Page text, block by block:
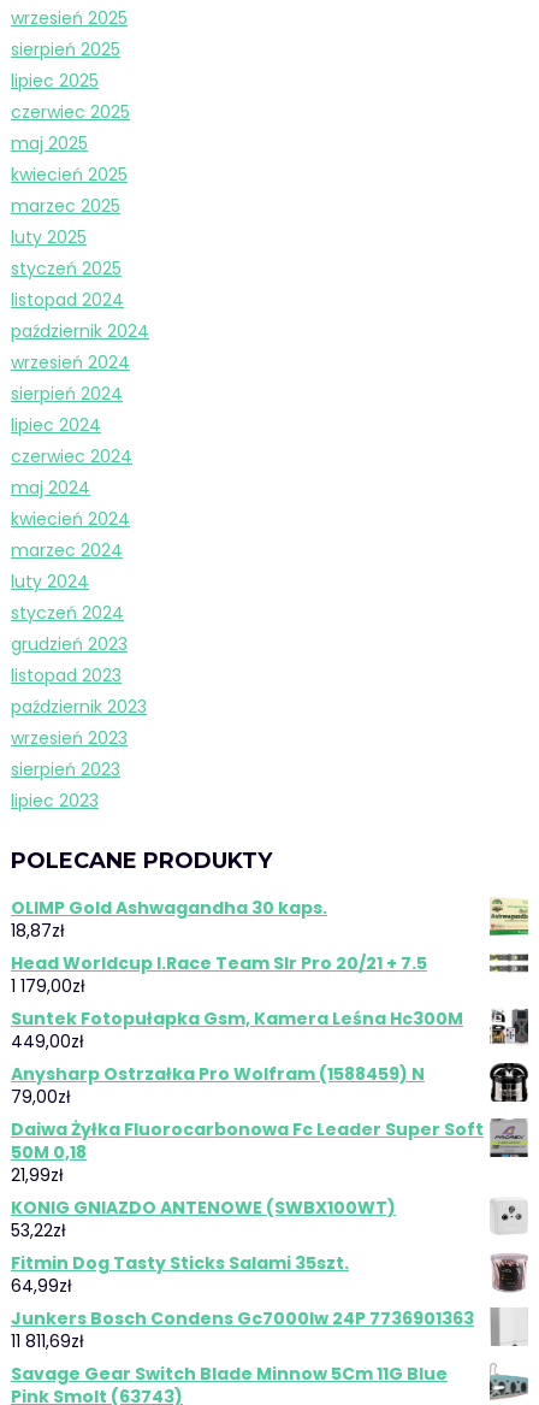
wrzesień 2025
sierpień 2025
lipiec 2025
czerwiec 2025
maj 2025
kwiecień 2025
marzec 2025
luty 2025
styczeń 2025
listopad 2024
październik 2024
wrzesień 2024
sierpień 2024
lipiec 2024
czerwiec 2024
maj 2024
kwiecień 2024
marzec 2024
luty 2024
styczeń 2024
grudzień 2023
listopad 2023
październik 2023
wrzesień 2023
sierpień 2023
lipiec 2023
POLECANE PRODUKTY
OLIMP Gold Ashwagandha 30 kaps.
18,87zł
Head Worldcup I.Race Team Slr Pro 20/21 + 7.5
1 179,00zł
Suntek Fotopułapka Gsm, Kamera Leśna Hc300M
449,00zł
Anysharp Ostrzałka Pro Wolfram (1588459) N
79,00zł
Daiwa Żyłka Fluorocarbonowa Fc Leader Super Soft
50M 0,18
21,99zł
KONIG GNIAZDO ANTENOWE (SWBX100WT)
53,22zł
Fitmin Dog Tasty Sticks Salami 35szt.
64,99zł
Junkers Bosch Condens Gc7000Iw 24P 7736901363
11 811,69zł
Savage Gear Switch Blade Minnow 5Cm 11G Blue
Pink Smolt (63743)